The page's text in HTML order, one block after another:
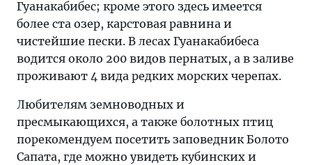
Гуанакабибес; кроме этого здесь имеется
более ста озер, карстовая равнина и
чистейшие пески. В лесах Гуанакабибеса
водится около 200 видов пернатых, а в заливе
проживают 4 вида редких морских черепах.
Любителям земноводных и
пресмыкающихся, а также болотных птиц
порекомендуем посетить заповедник Болото
Сапата, где можно увидеть кубинских и